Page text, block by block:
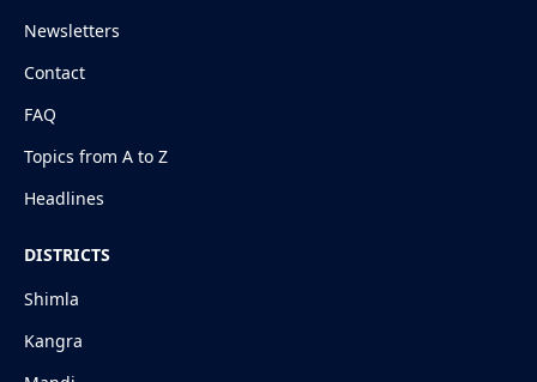
Newsletters
Contact
FAQ
Topics from A to Z
Headlines
DISTRICTS
Shimla
Kangra